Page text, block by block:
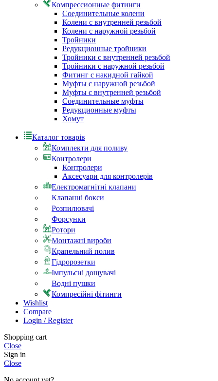
Компрессионные фитинги
Соединительные колени
Колени с внутренней резьбой
Колени с наружной резьбой
Тройники
Редукционные тройники
Тройники с внутренней резьбой
Тройники с наружной резьбой
Фитинг с накидной гайкой
Муфты с наружной резьбой
Муфты с внутренней резьбой
Соединительные муфты
Редукционные муфты
Хомут
Каталог товарів
Комплекти для поливу
Контролери
Контролери
Аксесуари для контролерів
Електромагнітні клапани
Клапанні бокси
Розпилювачі
Форсунки
Ротори
Монтажні вироби
Крапельний полив
Гідророзетки
Імпульсні дощувачі
Водні пушки
Компресійні фітинги
Wishlist
Compare
Login / Register
Shopping cart
Close
Sign in
Close